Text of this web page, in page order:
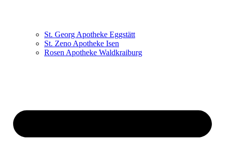
St. Georg Apotheke Eggstätt
St. Zeno Apotheke Isen
Rosen Apotheke Waldkraiburg